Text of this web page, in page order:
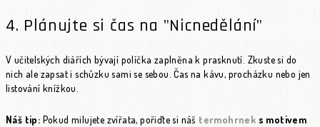
4. Plánujte si čas na "Nicnedělání"
V učitelských diářích bývají políčka zaplněna k prasknutí. Zkuste si do
nich ale zapsat i schůzku sami se sebou. Čas na kávu, procházku nebo jen
listování knížkou.
Náš tip: Pokud milujete zvířata, pořiďte si náš termohrnek s motivem